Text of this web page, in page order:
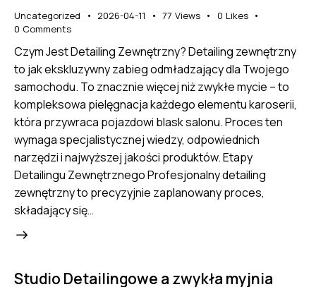
Uncategorized 2026-04-11 77 Views 0 Likes
0 Comments
Czym Jest Detailing Zewnętrzny? Detailing zewnętrzny
to jak ekskluzywny zabieg odmładzający dla Twojego
samochodu. To znacznie więcej niż zwykłe mycie – to
kompleksowa pielęgnacja każdego elementu karoserii,
która przywraca pojazdowi blask salonu. Proces ten
wymaga specjalistycznej wiedzy, odpowiednich
narzędzi i najwyższej jakości produktów. Etapy
Detailingu Zewnętrznego Profesjonalny detailing
zewnętrzny to precyzyjnie zaplanowany proces,
składający się…
Studio Detailingowe a zwykła myjnia